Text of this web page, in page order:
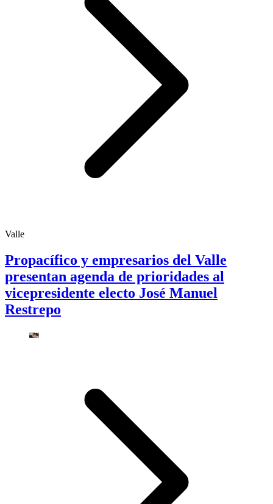
Valle
Propacífico y empresarios del Valle
presentan agenda de prioridades al
vicepresidente electo José Manuel
Restrepo